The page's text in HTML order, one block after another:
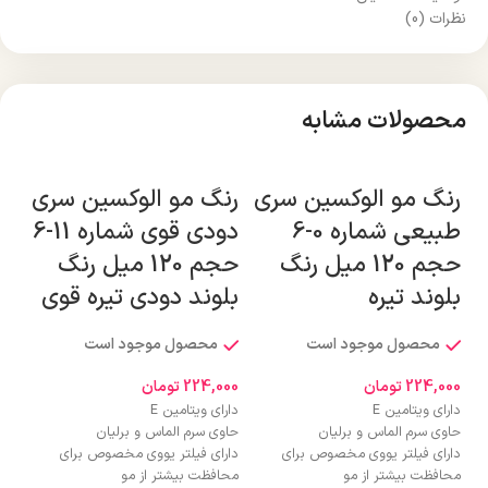
نظرات (0)
محصولات مشابه
رنگ مو الوکسین سری
طبیعی شماره 0-6
حجم 120 میل رنگ
بلوند تیره
محصول موجود است
224,000تومان
دارای ویتامین E
حاوی سرم الماس و برلیان
دارای فیلتر یووی مخصوص برای
محافظت بیشتر از مو
رنگ مو الوکسین سری
دودی قوی شماره 11-6
حجم 120 میل رنگ
بلوند دودی تیره قوی
محصول موجود است
224,000تومان
دارای ویتامین E
حاوی سرم الماس و برلیان
دارای فیلتر یووی مخصوص برای
محافظت بیشتر از مو